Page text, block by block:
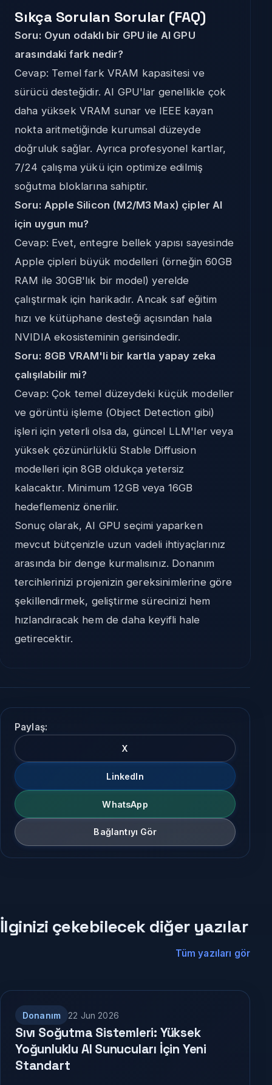
Sıkça Sorulan Sorular (FAQ)
Soru: Oyun odaklı bir GPU ile AI GPU
arasındaki fark nedir?
Cevap: Temel fark VRAM kapasitesi ve
sürücü desteğidir. AI GPU'lar genellikle çok
daha yüksek VRAM sunar ve IEEE kayan
nokta aritmetiğinde kurumsal düzeyde
doğruluk sağlar. Ayrıca profesyonel kartlar,
7/24 çalışma yükü için optimize edilmiş
soğutma bloklarına sahiptir.
Soru: Apple Silicon (M2/M3 Max) çipler AI
için uygun mu?
Cevap: Evet, entegre bellek yapısı sayesinde
Apple çipleri büyük modelleri (örneğin 60GB
RAM ile 30GB'lık bir model) yerelde
çalıştırmak için harikadır. Ancak saf eğitim
hızı ve kütüphane desteği açısından hala
NVIDIA ekosisteminin gerisindedir.
Soru: 8GB VRAM'li bir kartla yapay zeka
çalışılabilir mi?
Cevap: Çok temel düzeydeki küçük modeller
ve görüntü işleme (Object Detection gibi)
işleri için yeterli olsa da, güncel LLM'ler veya
yüksek çözünürlüklü Stable Diffusion
modelleri için 8GB oldukça yetersiz
kalacaktır. Minimum 12GB veya 16GB
hedeflemeniz önerilir.
Sonuç olarak, AI GPU seçimi yaparken
mevcut bütçenizle uzun vadeli ihtiyaçlarınız
arasında bir denge kurmalısınız. Donanım
tercihlerinizi projenizin gereksinimlerine göre
şekillendirmek, geliştirme sürecinizi hem
hızlandıracak hem de daha keyifli hale
getirecektir.
Paylaş:
X
LinkedIn
WhatsApp
Bağlantıyı Gör
İlginizi çekebilecek diğer yazılar
Tüm yazıları gör
Donanım 22 Jun 2026
Sıvı Soğutma Sistemleri: Yüksek
Yoğunluklu AI Sunucuları İçin Yeni
Standart